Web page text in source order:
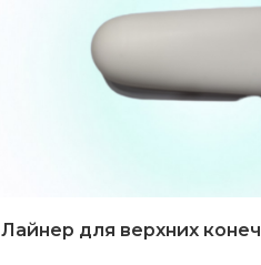
Лайнер для верхних